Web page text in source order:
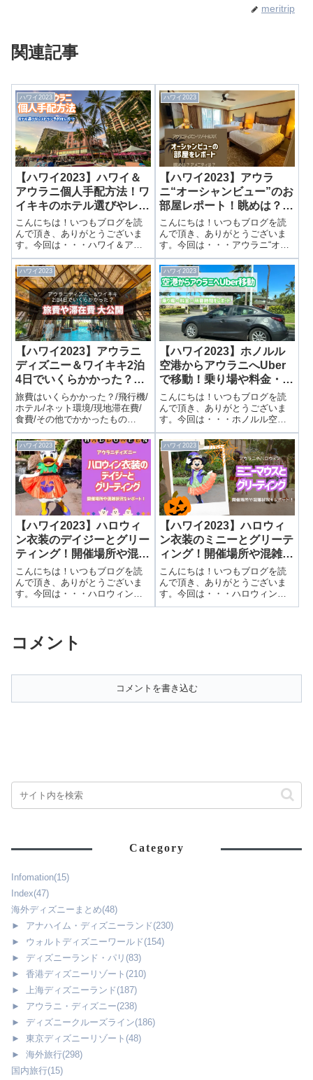
meritrip
関連記事
ハワイ2023
【ハワイ2023】ハワイ＆
アウラニ個人手配方法！ワ
イキキのホテル選びやレス
トランも解説！
こんにちは！いつもブログを読
んで頂き、ありがとうございま
す。今回は・・・ハワイ＆アウ
ラニ個人手配方法！ワイキキの
ホテル選びやレストランも解
説！前回は2日間で会えるキャラ
クターを紹介しました。▶ 土日
２日間で誰に会えた？開催場所
や混雑状況など...
ハワイ2023
【ハワイ2023】アウラ
ニ“オーシャンビュー”のお
部屋レポート！眺めは？ア
メニティは？
こんにちは！いつもブログを読
んで頂き、ありがとうございま
す。今回は・・・アウラニ“オー
シャンビュー”のお部屋レポー
ト！眺めは？アメニティは？前
回は空港からアウラニまでの移
動を紹介しました。▶ ホノルル
空港からアウラニへUberで移
動！乗り場...
ハワイ2023
【ハワイ2023】アウラニ
ディズニー＆ワイキキ2泊
4日でいくらかかった？旅
費から滞在費まで大公開！
旅費はいくらかかった？/飛行機/
ホテル/ネット環境/現地滞在費/
食費/その他でかかったもの
は･･･？/お土産/移動費
ハワイ2023
【ハワイ2023】ホノルル
空港からアウラニへUber
で移動！乗り場や料金・所
要時間をレポート！
こんにちは！いつもブログを読
んで頂き、ありがとうございま
す。今回は・・・ホノルル空港
からアウラニへUberで移動！乗
り場や料金・所要時間をレポー
ト！前回は日本出国からハワイ
入国までを紹介しました。▶ホ
ノルル空港の入国審査は厳し
い！日本出国か...
ハワイ2023
【ハワイ2023】ハロウィ
ン衣装のデイジーとグリー
ティング！開催場所や混雑
状況をレポート！
こんにちは！いつもブログを読
んで頂き、ありがとうございま
す。今回は・・・ハロウィン衣
装のデイジーとグリーティン
ティングを紹介しました。▶ハ
ロウィン衣装のミニーとグリー
ハワイ2023
【ハワイ2023】ハロウィ
ン衣装のミニーとグリーテ
ィング！開催場所や混雑状
況をレポート！
こんにちは！いつもブログを読
んで頂き、ありがとうございま
す。今回は・・・ハロウィン衣
装のミニーとグリーティング！
コメント
コメントを書き込む
Category
Infomation(15)
Index(47)
海外ディズニーまとめ(48)
►
アナハイム・ディズニーランド (230)
►
ウォルトディズニーワールド (154)
►
ディズニーランド・パリ (83)
►
香港ディズニーリゾート (210)
►
上海ディズニーランド (187)
►
アウラニ・ディズニー(238)
►
ディズニークルーズライン(186)
►
東京ディズニーリゾート (48)
►
海外旅行(298)
国内旅行(15)